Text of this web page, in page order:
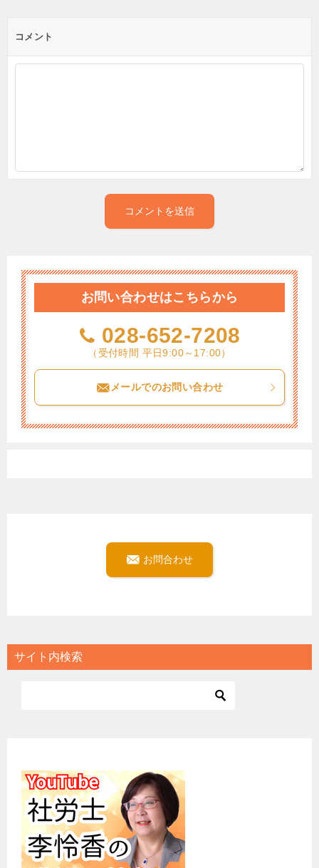
コメント
お問い合わせはこちらから
028-652-7208
（受付時間 平日9:00～17:00）
メールでのお問い合わせ
お問合わせ
サイト内検索